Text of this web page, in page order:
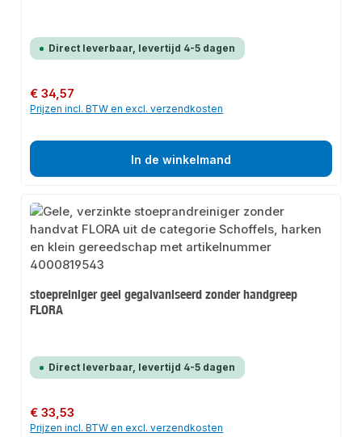
Direct leverbaar, levertijd 4-5 dagen
Normale prijs:
€ 34,57
Prijzen incl. BTW en excl. verzendkosten
In de winkelmand
stoepreiniger geel gegalvaniseerd zonder handgreep
FLORA
Direct leverbaar, levertijd 4-5 dagen
Normale prijs:
€ 33,53
Prijzen incl. BTW en excl. verzendkosten